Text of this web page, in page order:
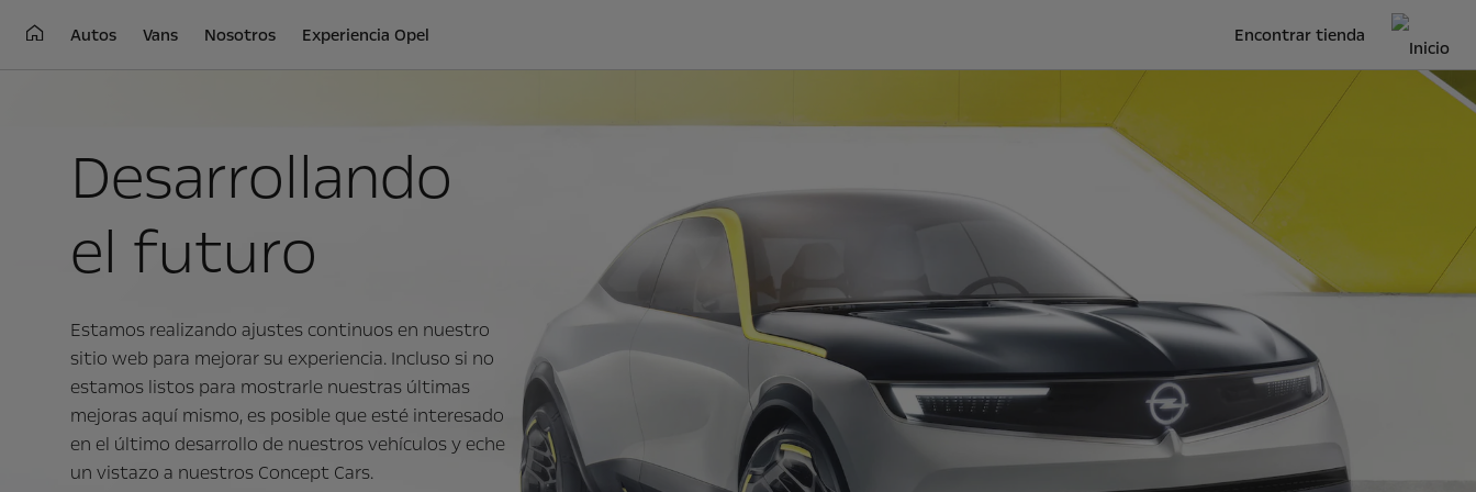
Encontrar tienda
Autos Vans Nosotros Experiencia Opel
Desarrollando
el futuro
Estamos realizando ajustes continuos en nuestro
sitio web para mejorar su experiencia. Incluso si no
estamos listos para mostrarle nuestras últimas
mejoras aquí mismo, es posible que esté interesado
en el último desarrollo de nuestros vehículos y eche
un vistazo a nuestros Concept Cars.